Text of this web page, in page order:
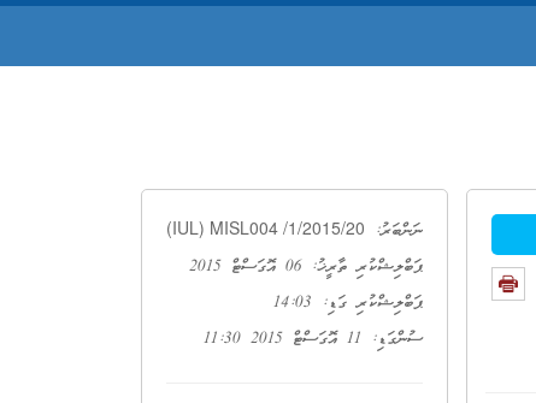
ނަންބަރު: (IUL) MISL004 /1/2015/20
ޕަބްލިޝްކުރި ތާރީޚު: 06 އޮގަސްޓް 2015
ޕަބްލިޝްކުރި ގަޑި: 14:03
ސުންގަޑި: 11 އޮގަސްޓް 2015 11:30